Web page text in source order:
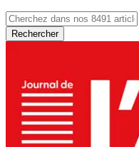
Rechercher